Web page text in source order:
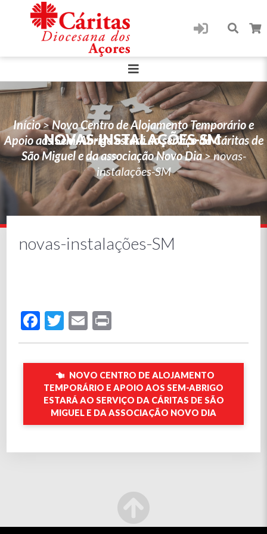
NOVAS-INSTALAÇÕES-SM
Início>Novo Centro de Alojamento Temporário e
Apoio aos Sem-Abrigo estará ao serviço da Cáritas de
São Miguel e da associação Novo Dia>novas-
instalações-SM
novas-instalações-SM
Facebook
Twitter
Email
NOVO CENTRO DE ALOJAMENTO
TEMPORÁRIO E APOIO AOS SEM-ABRIGO
ESTARÁ AO SERVIÇO DA CÁRITAS DE SÃO
MIGUEL E DA ASSOCIAÇÃO NOVO DIA